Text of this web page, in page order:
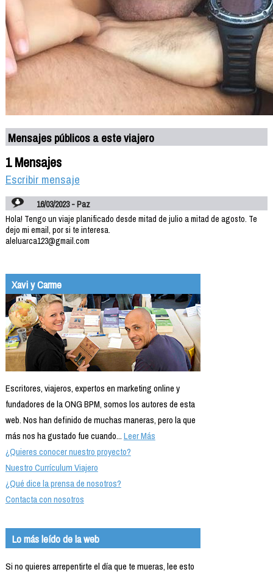
Mensajes públicos a este viajero
1 Mensajes
Escribir mensaje
16/03/2023 - Paz
Hola! Tengo un viaje planificado desde mitad de julio a mitad de agosto. Te
dejo mi email, por si te interesa.
aleluarca123@gmail.com
Xavi y Carme
Escritores, viajeros, expertos en marketing online y
fundadores de la ONG BPM, somos los autores de esta
web. Nos han definido de muchas maneras, pero la que
más nos ha gustado fue cuando...Leer Más
¿Quieres conocer nuestro proyecto?
Nuestro Currículum Viajero
¿Qué dice la prensa de nosotros?
Contacta con nosotros
Lo más leído de la web
Si no quieres arrepentirte el día que te mueras, lee esto